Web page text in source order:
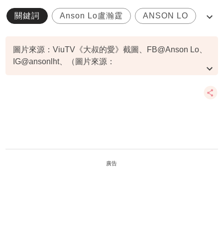
關鍵詞 Anson Lo盧瀚霆 ANSON LO
圖片來源：ViuTV《大叔的愛》截圖、FB@Anson Lo、
IG@ansonlht、（圖片來源：
廣告